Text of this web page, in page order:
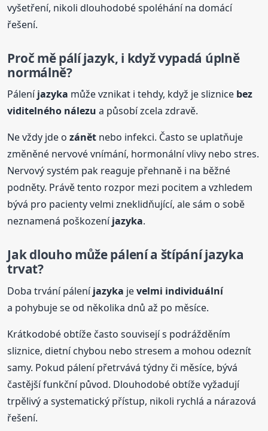
vyšetření, nikoli dlouhodobé spoléhání na domácí
řešení.
Proč mě pálí jazyk, i když vypadá úplně
normálně?
Páleníjazyka může vznikat i tehdy, když je sliznice bez
viditelného nálezu a působí zcela zdravě.
Ne vždy jde ozánět nebo infekci. Často se uplatňuje
změněné nervové vnímání, hormonální vlivy nebo stres.
Nervový systém pak reaguje přehnaně i na běžné
podněty. Právě tento rozpor mezi pocitem a vzhledem
bývá pro pacienty velmi zneklidňující, ale sám o sobě
neznamená poškozeníjazyka.
Jak dlouho může pálení a štípáníjazyka
trvat?
Doba trvání páleníjazyka jevelmi individuální
a pohybuje se od několika dnů až po měsíce.
Krátkodobé obtíže často souvisejí s podrážděním
sliznice, dietní chybou nebo stresem a mohou odeznít
samy. Pokud pálení přetrvává týdny či měsíce, bývá
častější funkční původ. Dlouhodobé obtíže vyžadují
trpělivý a systematický přístup, nikoli rychlá a nárazová
řešení.